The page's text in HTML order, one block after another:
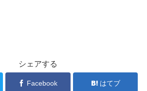
シェアする
Facebook はてブ